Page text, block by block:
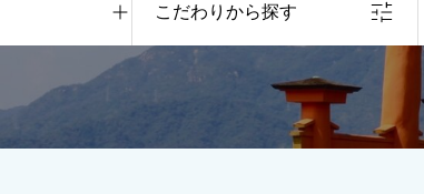
こだわりから探す